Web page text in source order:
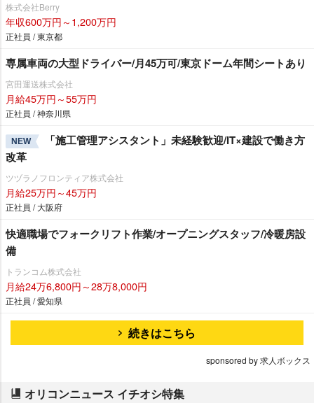
株式会社Berry
年収600万円～1,200万円
正社員 / 東京都
専属車両の大型ドライバー/月45万可/東京ドーム年間シートあり
宮田運送株式会社
月給45万円～55万円
正社員 / 神奈川県
NEW
「施工管理アシスタント」未経験歓迎/IT×建設で働き方
改革
ツヅラノフロンティア株式会社
月給25万円～45万円
正社員 / 大阪府
快適職場でフォークリフト作業/オープニングスタッフ/冷暖房設
備
トランコム株式会社
月給24万6,800円～28万8,000円
正社員 / 愛知県
続きはこちら
sponsored by 求人ボックス
オリコンニュース イチオシ特集